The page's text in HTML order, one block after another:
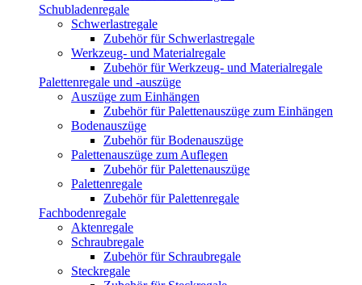
Schubladenregale
Schwerlastregale
Zubehör für Schwerlastregale
Werkzeug- und Materialregale
Zubehör für Werkzeug- und Materialregale
Palettenregale und -auszüge
Auszüge zum Einhängen
Zubehör für Palettenauszüge zum Einhängen
Bodenauszüge
Zubehör für Bodenauszüge
Palettenauszüge zum Auflegen
Zubehör für Palettenauszüge
Palettenregale
Zubehör für Palettenregale
Fachbodenregale
Aktenregale
Schraubregale
Zubehör für Schraubregale
Steckregale